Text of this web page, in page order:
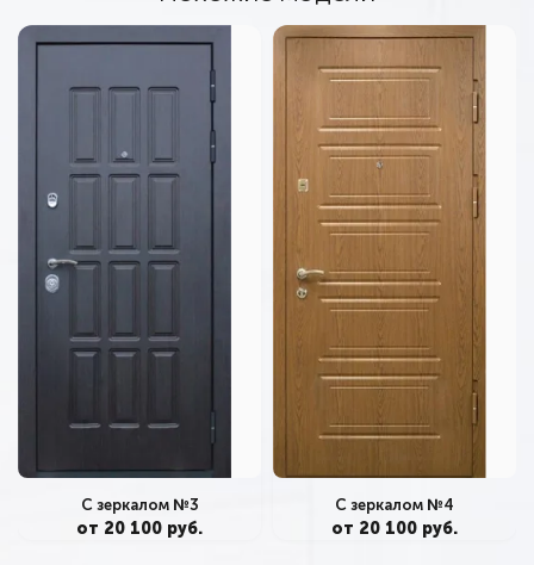
С зеркалом №3
от 20 100 руб.
С зеркалом №4
от 20 100 руб.